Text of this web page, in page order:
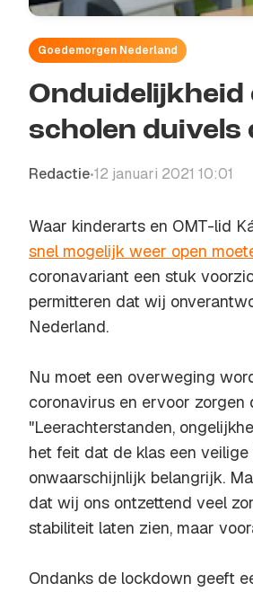
Goedemorgen Nederland
scholen duivels
Redactie•12 januari 2021 10:01
Waar kinderarts en OMT-lid
snel mogelijk weer open
coronavariant een stuk
permitteren dat wij
Nederland.
Nu moet een overweging
coronavirus en ervoor zorgen
"Leerachterstanden,
het feit dat de klas een
onwaarschijnlijk belangrijk.
dat wij ons ontzettend veel
stabiliteit laten zien, maar
Ondanks de lockdown geeft